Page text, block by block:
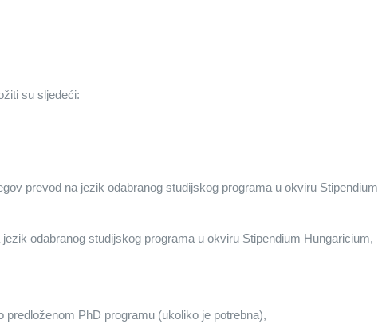
su sljedeći:
prevod na jezik odabranog studijskog programa u okviru Stipendium
odabranog studijskog programa u okviru Stipendium Hungaricium,
PhD programu (ukoliko je potrebna),